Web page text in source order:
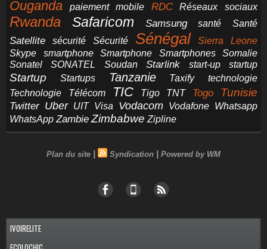
Ouganda paiement mobile RDC Réseaux sociaux
Rwanda Safaricom Samsung santé Santé
Satellite sécurité Sécurité Sénégal
Sierra Leone
Skype
smartphone Smartphone Smartphones
Somalie
Sonatel
SONATEL Soudan Starlink start-up startup
Startup Startups Tanzanie Taxify
technologie
Technologie
Télécom TIC Tigo TNT Togo Tunisie
Twitter Uber UIT Visa Vodacom Vodafone Whatsapp
WhatsApp Zambie Zimbabwe Zipline
Plan du site | Syndication | Powered by WM
IVOIRELITE